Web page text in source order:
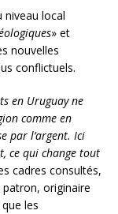
niveau local
» et
nouvelles
conflictuels.
en Uruguay ne
comme en
par l’argent. Ici
ce qui change tout
cadres consultés,
originaire
les